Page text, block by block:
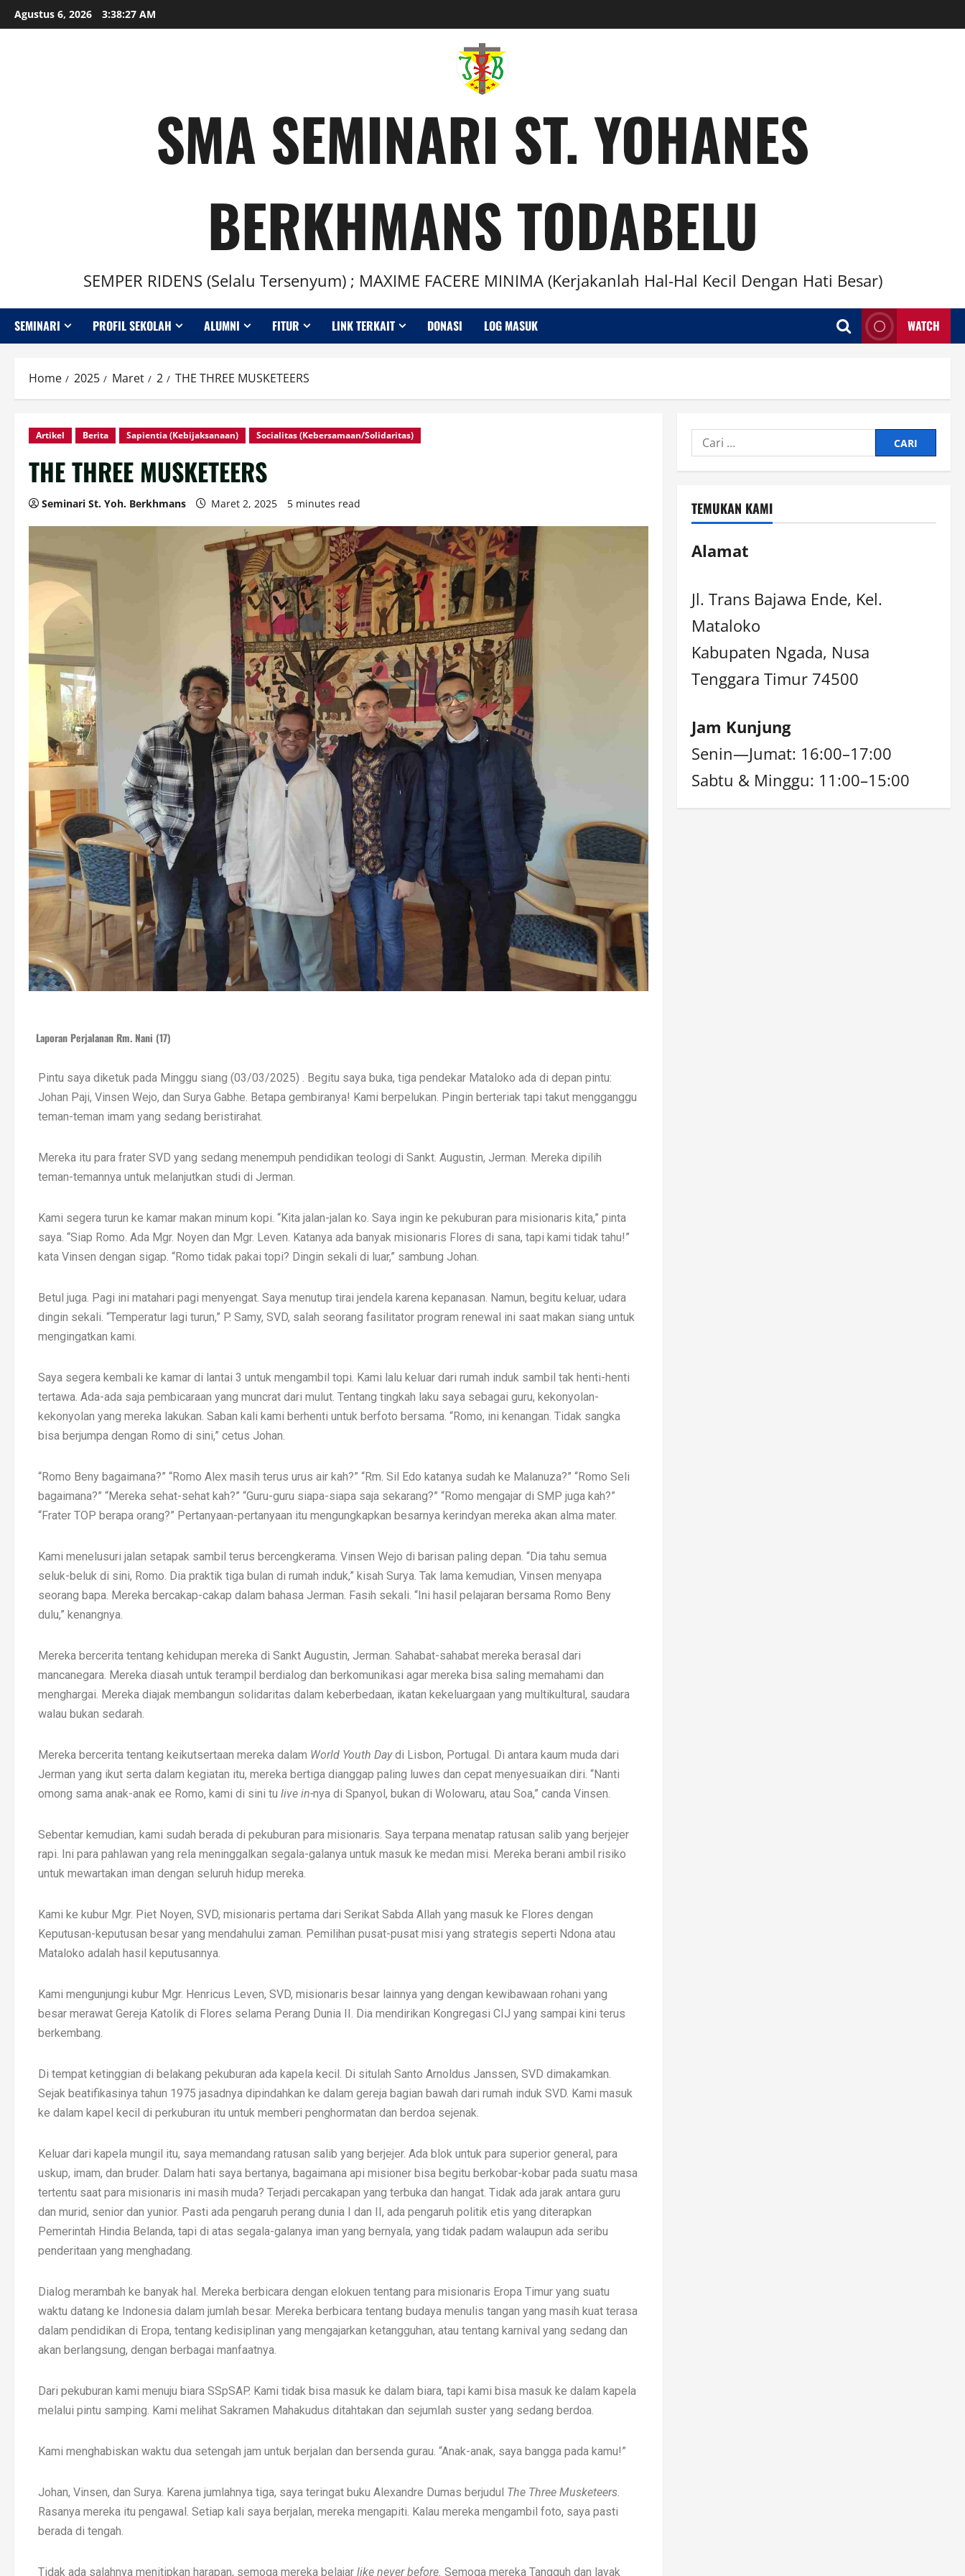
Agustus 6, 2026 3:38:28 AM
SMA SEMINARI ST. YOHANES
BERKHMANS TODABELU
SEMPER RIDENS (Selalu Tersenyum) ; MAXIME FACERE MINIMA (Kerjakanlah Hal-Hal Kecil Dengan Hati Besar)
SEMINARI PROFIL SEKOLAH ALUMNI FITUR LINK TERKAIT DONASI LOG MASUK WATCH
Home 2025 Maret 2 THE THREE MUSKETEERS
Artikel Berita Sapientia (Kebijaksanaan) Socialitas (Kebersamaan/Solidaritas)
THE THREE MUSKETEERS
Seminari St. Yoh. Berkhmans Maret 2, 2025 5 minutes read
Laporan Perjalanan Rm. Nani (17)
Pintu saya diketuk pada Minggu siang (03/03/2025) . Begitu saya buka, tiga pendekar Mataloko ada di depan pintu:
Johan Paji, Vinsen Wejo, dan Surya Gabhe. Betapa gembiranya! Kami berpelukan. Pingin berteriak tapi takut mengganggu
teman-teman imam yang sedang beristirahat.
Mereka itu para frater SVD yang sedang menempuh pendidikan teologi di Sankt. Augustin, Jerman. Mereka dipilih
teman-temannya untuk melanjutkan studi di Jerman.
Kami segera turun ke kamar makan minum kopi. “Kita jalan-jalan ko. Saya ingin ke pekuburan para misionaris kita,” pinta
saya. “Siap Romo. Ada Mgr. Noyen dan Mgr. Leven. Katanya ada banyak misionaris Flores di sana, tapi kami tidak tahu!”
kata Vinsen dengan sigap. “Romo tidak pakai topi? Dingin sekali di luar,” sambung Johan.
Betul juga. Pagi ini matahari pagi menyengat. Saya menutup tirai jendela karena kepanasan. Namun, begitu keluar, udara
dingin sekali. “Temperatur lagi turun,” P. Samy, SVD, salah seorang fasilitator program renewal ini saat makan siang untuk
mengingatkan kami.
Saya segera kembali ke kamar di lantai 3 untuk mengambil topi. Kami lalu keluar dari rumah induk sambil tak henti-henti
tertawa. Ada-ada saja pembicaraan yang muncrat dari mulut. Tentang tingkah laku saya sebagai guru, kekonyolan-
kekonyolan yang mereka lakukan. Saban kali kami berhenti untuk berfoto bersama. “Romo, ini kenangan. Tidak sangka
bisa berjumpa dengan Romo di sini,” cetus Johan.
“Romo Beny bagaimana?” “Romo Alex masih terus urus air kah?” “Rm. Sil Edo katanya sudah ke Malanuza?” “Romo Seli
bagaimana?” “Mereka sehat-sehat kah?” “Guru-guru siapa-siapa saja sekarang?” “Romo mengajar di SMP juga kah?”
“Frater TOP berapa orang?” Pertanyaan-pertanyaan itu mengungkapkan besarnya kerindyan mereka akan alma mater.
Kami menelusuri jalan setapak sambil terus bercengkerama. Vinsen Wejo di barisan paling depan. “Dia tahu semua
seluk-beluk di sini, Romo. Dia praktik tiga bulan di rumah induk,” kisah Surya. Tak lama kemudian, Vinsen menyapa
seorang bapa. Mereka bercakap-cakap dalam bahasa Jerman. Fasih sekali. “Ini hasil pelajaran bersama Romo Beny
dulu,” kenangnya.
Mereka bercerita tentang kehidupan mereka di Sankt Augustin, Jerman. Sahabat-sahabat mereka berasal dari
mancanegara. Mereka diasah untuk terampil berdialog dan berkomunikasi agar mereka bisa saling memahami dan
menghargai. Mereka diajak membangun solidaritas dalam keberbedaan, ikatan kekeluargaan yang multikultural, saudara
walau bukan sedarah.
Mereka bercerita tentang keikutsertaan mereka dalam World Youth Daydi Lisbon, Portugal. Di antara kaum muda dari
Jerman yang ikut serta dalam kegiatan itu, mereka bertiga dianggap paling luwes dan cepat menyesuaikan diri. “Nanti
omong sama anak-anak ee Romo, kami di sini tu live in-nya di Spanyol, bukan di Wolowaru, atau Soa,” canda Vinsen.
Sebentar kemudian, kami sudah berada di pekuburan para misionaris. Saya terpana menatap ratusan salib yang berjejer
rapi. Ini para pahlawan yang rela meninggalkan segala-galanya untuk masuk ke medan misi. Mereka berani ambil risiko
untuk mewartakan iman dengan seluruh hidup mereka.
Kami ke kubur Mgr. Piet Noyen, SVD, misionaris pertama dari Serikat Sabda Allah yang masuk ke Flores dengan
Keputusan-keputusan besar yang mendahului zaman. Pemilihan pusat-pusat misi yang strategis seperti Ndona atau
Mataloko adalah hasil keputusannya.
Kami mengunjungi kubur Mgr. Henricus Leven, SVD, misionaris besar lainnya yang dengan kewibawaan rohani yang
besar merawat Gereja Katolik di Flores selama Perang Dunia II. Dia mendirikan Kongregasi CIJ yang sampai kini terus
berkembang.
Di tempat ketinggian di belakang pekuburan ada kapela kecil. Di situlah Santo Arnoldus Janssen, SVD dimakamkan.
Sejak beatifikasinya tahun 1975 jasadnya dipindahkan ke dalam gereja bagian bawah dari rumah induk SVD. Kami masuk
ke dalam kapel kecil di perkuburan itu untuk memberi penghormatan dan berdoa sejenak.
Keluar dari kapela mungil itu, saya memandang ratusan salib yang berjejer. Ada blok untuk para superior general, para
uskup, imam, dan bruder. Dalam hati saya bertanya, bagaimana api misioner bisa begitu berkobar-kobar pada suatu masa
tertentu saat para misionaris ini masih muda? Terjadi percakapan yang terbuka dan hangat. Tidak ada jarak antara guru
dan murid, senior dan yunior. Pasti ada pengaruh perang dunia I dan II, ada pengaruh politik etis yang diterapkan
Pemerintah Hindia Belanda, tapi di atas segala-galanya iman yang bernyala, yang tidak padam walaupun ada seribu
penderitaan yang menghadang.
Dialog merambah ke banyak hal. Mereka berbicara dengan elokuen tentang para misionaris Eropa Timur yang suatu
waktu datang ke Indonesia dalam jumlah besar. Mereka berbicara tentang budaya menulis tangan yang masih kuat terasa
dalam pendidikan di Eropa, tentang kedisiplinan yang mengajarkan ketangguhan, atau tentang karnival yang sedang dan
akan berlangsung, dengan berbagai manfaatnya.
Dari pekuburan kami menuju biara SSpSAP. Kami tidak bisa masuk ke dalam biara, tapi kami bisa masuk ke dalam kapela
melalui pintu samping. Kami melihat Sakramen Mahakudus ditahtakan dan sejumlah suster yang sedang berdoa.
Kami menghabiskan waktu dua setengah jam untuk berjalan dan bersenda gurau. “Anak-anak, saya bangga pada kamu!”
Johan, Vinsen, dan Surya. Karena jumlahnya tiga, saya teringat buku Alexandre Dumas berjudul The Three Musketeers.
Rasanya mereka itu pengawal. Setiap kali saya berjalan, mereka mengapiti. Kalau mereka mengambil foto, saya pasti
berada di tengah.
Tidak ada salahnya menitipkan harapan, semoga mereka belajar like never before. Semoga mereka Tangguh dan layak
TEMUKAN KAMI
Alamat
Jl. Trans Bajawa Ende, Kel.
Mataloko
Kabupaten Ngada, Nusa
Tenggara Timur 74500
Jam Kunjung
Senin—Jumat: 16:00–17:00
Sabtu & Minggu: 11:00–15:00